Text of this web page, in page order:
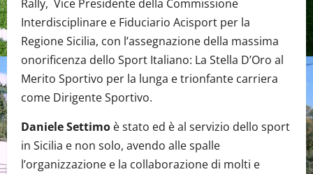
Rally, Vice Presidente della Commissione
Interdisciplinare e Fiduciario Acisport per la
Regione Sicilia, con l’assegnazione della massima
onorificenza dello Sport Italiano: La Stella D’Oro al
Merito Sportivo per la lunga e trionfante carriera
come Dirigente Sportivo.
Daniele Settimo è stato ed è al servizio dello sport
in Sicilia e non solo, avendo alle spalle
l’organizzazione e la collaborazione di molti e